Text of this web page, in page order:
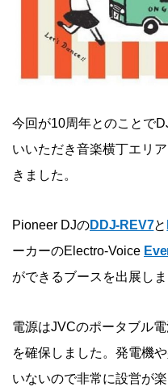
今回が10周年とのことで
いいただき音楽横丁エリ
きました。
Pioneer DJのDDJ-REV7と
ーカーのElectro-Voice
ができるブースを出展しま
電源はJVCのポータブル
を確保しました。発電機
いないので非常に設営が